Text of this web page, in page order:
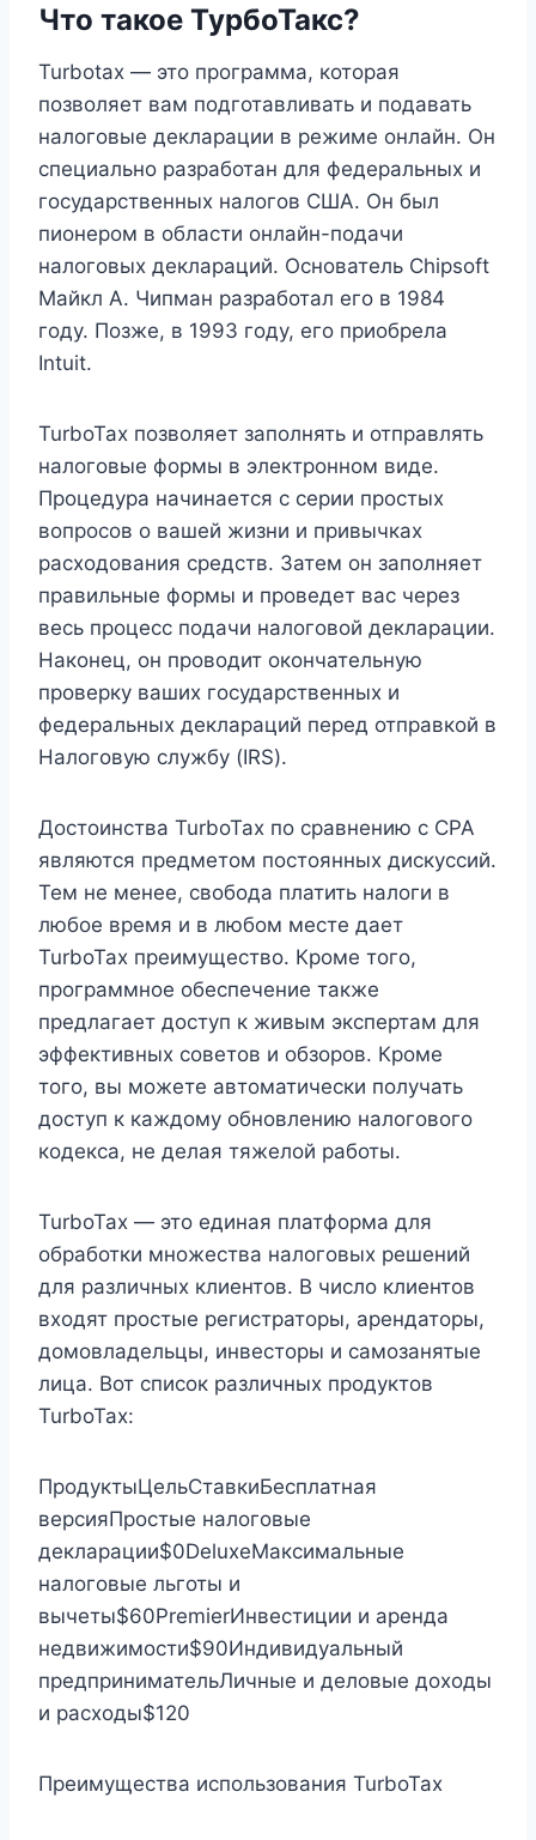
Что такое ТурбоТакс?
Turbotax — это программа, которая
позволяет вам подготавливать и подавать
налоговые декларации в режиме онлайн. Он
специально разработан для федеральных и
государственных налогов США. Он был
пионером в области онлайн-подачи
налоговых деклараций. Основатель Chipsoft
Майкл А. Чипман разработал его в 1984
году. Позже, в 1993 году, его приобрела
Intuit.
TurboTax позволяет заполнять и отправлять
налоговые формы в электронном виде.
Процедура начинается с серии простых
вопросов о вашей жизни и привычках
расходования средств. Затем он заполняет
правильные формы и проведет вас через
весь процесс подачи налоговой декларации.
Наконец, он проводит окончательную
проверку ваших государственных и
федеральных деклараций перед отправкой в
​​​​Налоговую службу (IRS).
Достоинства TurboTax по сравнению с CPA
являются предметом постоянных дискуссий.
Тем не менее, свобода платить налоги в
любое время и в любом месте дает
TurboTax преимущество. Кроме того,
программное обеспечение также
предлагает доступ к живым экспертам для
эффективных советов и обзоров. Кроме
того, вы можете автоматически получать
доступ к каждому обновлению налогового
кодекса, не делая тяжелой работы.
TurboTax — это единая платформа для
обработки множества налоговых решений
для различных клиентов. В число клиентов
входят простые регистраторы, арендаторы,
домовладельцы, инвесторы и самозанятые
лица. Вот список различных продуктов
TurboTax:
ПродуктыЦельСтавкиБесплатная
версияПростые налоговые
декларации$0DeluxeМаксимальные
налоговые льготы и
вычеты$60PremierИнвестиции и аренда
недвижимости$90Индивидуальный
предпринимательЛичные и деловые доходы
и расходы$120
Преимущества использования TurboTax